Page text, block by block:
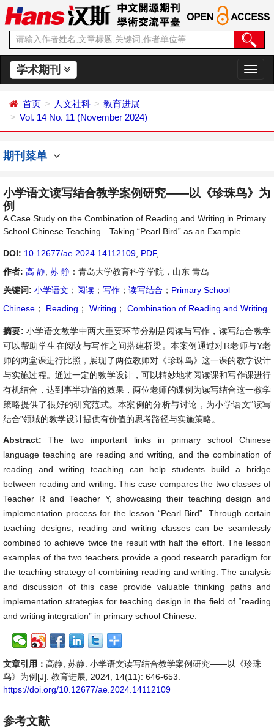
学术期刊
切
换
首页 人文社科
教育进展
Vol. 14 No. 11 (November 2024)
期刊菜单
小学语文读写结合教学案例研究——以《珍珠鸟》为
例
A Case Study on the Combination of Reading and Writing in Primary
School Chinese Teaching—Taking “Pearl Bird” as an Example
DOI: 10.12677/ae.2024.14112109 PDF,
作者: 高 静 苏 静 ：青岛大学教育科学学院，山东 青岛
关键词: 小学语文 ； 阅读 ； 写作 ； 读写结合 ； Primary School
Chinese ； Reading ； Writing ； Combination of Reading and Writing
摘要: 小学语文教学中两大重要环节分别是阅读与写作，读写结合教学
可以帮助学生在阅读与写作之间搭建桥梁。本案例通过对R老师与Y老
师的两堂课进行比照，展现了两位教师对《珍珠鸟》这一课的教学设计
与实施过程。通过一定的教学设计，可以精妙地将阅读课和写作课进行
有机结合，达到事半功倍的效果，两位老师的课例为读写结合这一教学
策略提供了很好的研究范式。本案例的分析与讨论，为小学语文“读写
结合”领域的教学设计提供有价值的思考路径与实施策略。
Abstract: The two important links in primary school Chinese
language teaching are reading and writing, and the combination of
reading and writing teaching can help students build a bridge
between reading and writing. This case compares the two classes of
Teacher R and Teacher Y, showcasing their teaching design and
implementation process for the lesson “Pearl Bird”. Through certain
teaching designs, reading and writing classes can be seamlessly
combined to achieve twice the result with half the effort. The lesson
examples of the two teachers provide a good research paradigm for
the teaching strategy of combining reading and writing. The analysis
and discussion of this case provide valuable thinking paths and
implementation strategies for teaching design in the field of “reading
and writing integration” in primary school Chinese.
文章引用： 高静, 苏静. 小学语文读写结合教学案例研究——以《珍珠
鸟》为例[J]. 教育进展, 2024, 14(11): 646-653.
https://doi.org/10.12677/ae.2024.14112109
参考文献